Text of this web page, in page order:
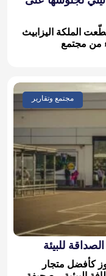
الملكة اليزابيث
من مجتمع
مجتمع وتقارير
للبيئة
كأفضل متجار